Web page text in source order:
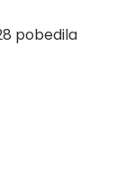
pobedila